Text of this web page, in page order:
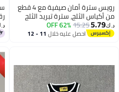
رويس سترة أمان صيفية مع 4 قطع
من أكياس الثلج، سترة تبريد الثلج
للرجال والنساء، سترة رائعة للعمل
في الطقس الحار، سترات
د.ك‏5.79
15.25
62% OFF
احصل عليه خلال 11 - 12